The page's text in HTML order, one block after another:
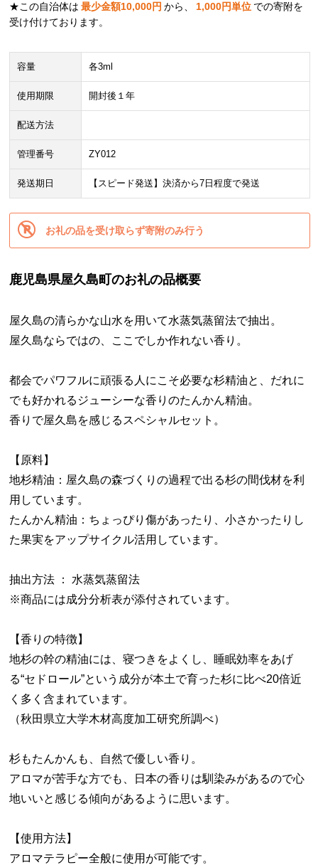
★この自治体は 最少金額10,000円 から、 1,000円単位 での寄附を
受け付けております。
容量 各3ml
使用期限 開封後１年
配送方法
管理番号 ZY012
発送期日 【スピード発送】決済から7日程度で発送
お礼の品を受け取らず寄附のみ行う
鹿児島県屋久島町のお礼の品概要
屋久島の清らかな山水を用いて水蒸気蒸留法で抽出。
屋久島ならではの、ここでしか作れない香り。
都会でパワフルに頑張る人にこそ必要な杉精油と、だれに
でも好かれるジューシーな香りのたんかん精油。
香りで屋久島を感じるスペシャルセット。
【原料】
地杉精油：屋久島の森づくりの過程で出る杉の間伐材を利
用しています。
たんかん精油：ちょっぴり傷があったり、小さかったりし
た果実をアップサイクル活用しています。
抽出方法 ： 水蒸気蒸留法
※商品には成分分析表が添付されています。
【香りの特徴】
地杉の幹の精油には、寝つきをよくし、睡眠効率をあげ
る“セドロール”という成分が本土で育った杉に比べ20倍近
く多く含まれています。
（秋田県立大学木材高度加工研究所調べ）
杉もたんかんも、自然で優しい香り。
アロマが苦手な方でも、日本の香りは馴染みがあるので心
地いいと感じる傾向があるように思います。
【使用方法】
アロマテラピー全般に使用が可能です。